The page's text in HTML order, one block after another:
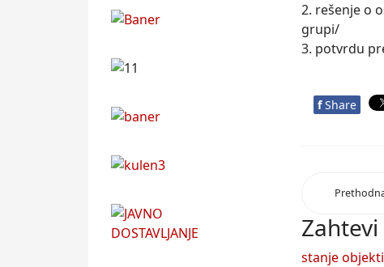
2. rešenje o
grupi/
3. potvrdu
f Share
stanje